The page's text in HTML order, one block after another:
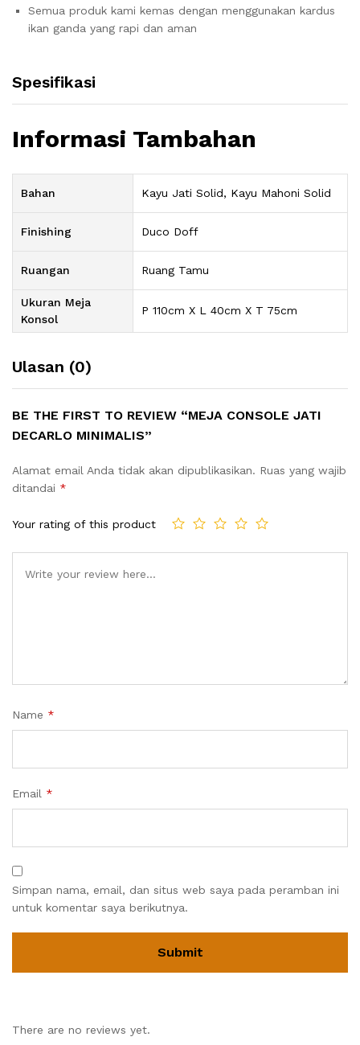
Semua produk kami kemas dengan menggunakan kardus
ikan ganda yang rapi dan aman
Spesifikasi
Informasi Tambahan
Bahan Kayu Jati Solid, Kayu Mahoni Solid
Finishing Duco Doff
Ruangan Ruang Tamu
Ukuran Meja
Konsol
P 110cm X L 40cm X T 75cm
Ulasan (0)
BE THE FIRST TO REVIEW “MEJA CONSOLE JATI
DECARLO MINIMALIS”
Alamat email Anda tidak akan dipublikasikan. Ruas yang wajib
ditandai *
Your rating of this product
Name *
Email *
Simpan nama, email, dan situs web saya pada peramban ini
untuk komentar saya berikutnya.
There are no reviews yet.